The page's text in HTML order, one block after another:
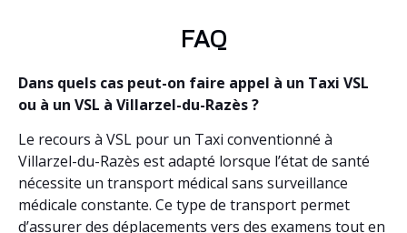
FAQ
Dans quels cas peut-on faire appel à un Taxi VSL
ou à un VSL à Villarzel-du-Razès ?
Le recours à VSL pour un Taxi conventionné à
Villarzel-du-Razès est adapté lorsque l’état de santé
nécessite un transport médical sans surveillance
médicale constante. Ce type de transport permet
d’assurer des déplacements vers des examens tout en